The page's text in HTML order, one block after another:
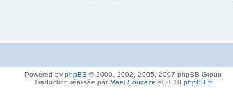
Powered by phpBB © 2000, 2002, 2005, 2007 phpBB Group
Traduction réalisée parMaël Soucaze © 2010 phpBB.fr